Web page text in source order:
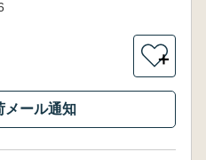
＋
メール通知